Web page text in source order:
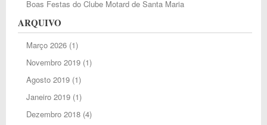
Boas Festas do Clube Motard de Santa Maria
ARQUIVO
Março 2026(1)
Novembro 2019(1)
Agosto 2019(1)
Janeiro 2019(1)
Dezembro 2018(4)